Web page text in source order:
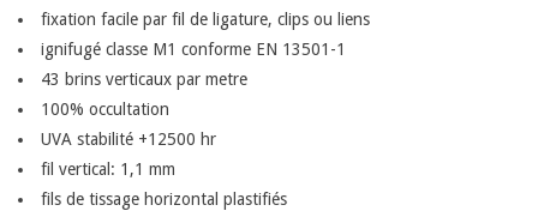
Bonnes affaires
Documents
fixation facile par fil de ligature, clips ou liens
ignifugé classe M1 conforme EN 13501-1
43 brins verticaux par metre
100% occultation
UVA stabilité +12500 hr
fil vertical: 1,1 mm
fils de tissage horizontal plastifiés